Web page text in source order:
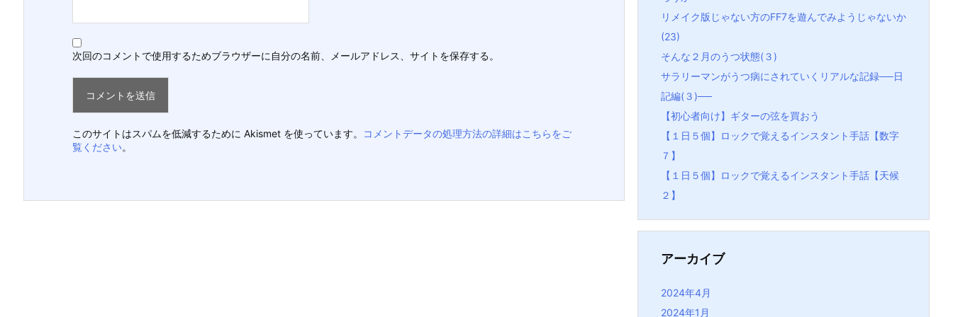
次回のコメントで使用するためブラウザーに自分の名前、メールアドレス、サイトを保存する。
このサイトはスパムを低減するために Akismet を使っています。
コメントデータの処理方法の詳細はこちらをご
覧ください。
リメイク版じゃない方のFF7を遊んでみようじゃないか
(23)
そんな２月のうつ状態(３)
サラリーマンがうつ病にされていくリアルな記録──日
記編(３)──
【初心者向け】ギターの弦を買おう
【１日５個】ロックで覚えるインスタント手話【数字
７】
【１日５個】ロックで覚えるインスタント手話【天候
２】
アーカイブ
2024年4月
2024年1月